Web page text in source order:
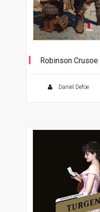
Robinson Crusoe
Daniel Defoe